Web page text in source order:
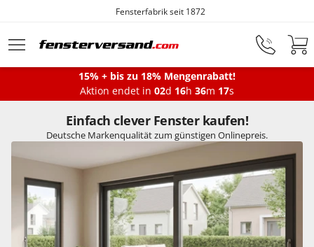
Zum Hauptinhalt springen
Fensterfabrik seit 1872
Montageservice
Fenster
Balkontüren
Terrassentüren
15% + bis zu 18% Mengenrabatt!
Aktion endet in 02d 16h 36m 16s
Einfach clever Fenster kaufen!
Deutsche Markenqualität zum günstigen Onlinepreis.